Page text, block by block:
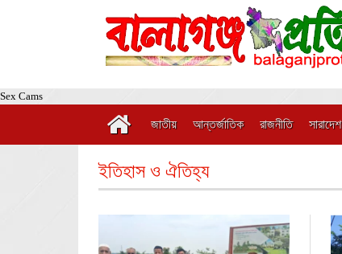
Sex Cams
জাতীয় আন্তর্জাতিক রাজনীতি সারাদেশ
ইতিহাস ও ঐতিহ্য